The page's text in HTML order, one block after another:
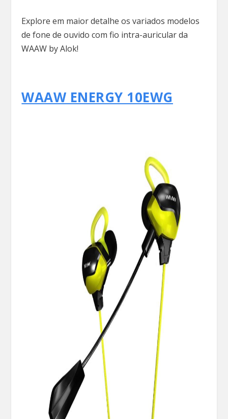
Explore em maior detalhe os variados modelos
de fone de ouvido com fio intra-auricular da
WAAW by Alok!
WAAW ENERGY 10EWG